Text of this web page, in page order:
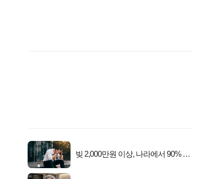
빚 2,000만원 이상, 나라에서 90% 갚